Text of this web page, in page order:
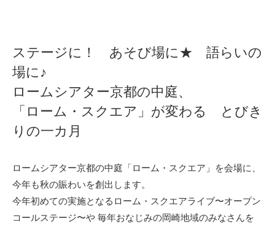
ステージに！ あそび場に★ 語らいの
場に♪
ロームシアター京都の中庭、
「ローム・スクエア」が変わる とびき
りの一カ月
ロームシアター京都の中庭「ローム・スクエア」を会場に、
今年も秋の賑わいを創出します。
今年初めての実施となるローム・スクエアライブ〜オープン
コールステージ〜や 毎年おなじみの岡崎地域のみなさんを